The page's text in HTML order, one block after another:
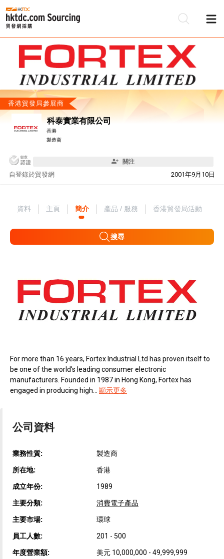
香港貿發局參展商
科泰實業有限公司
香港
製造商
關注
自 2001年9月10日
登錄於貿發網
資料 主頁 簡介 產品 / 服務 香港貿發局活動
搜尋
For more than 16 years, Fortex Industrial Ltd has proven itself to
be one of the world's leading consumer electronic
manufacturers. Founded in 1987 in Hong Kong, Fortex has
engaged in producing high... 顯示更多
公司資料
業務性質: 製造商
所在地: 香港
成立年份: 1989
主要分類: 消費電子產品
主要市場: 環球
員工人數: 201 - 500
年度營業額: 美元 10,000,000 - 49,999,999